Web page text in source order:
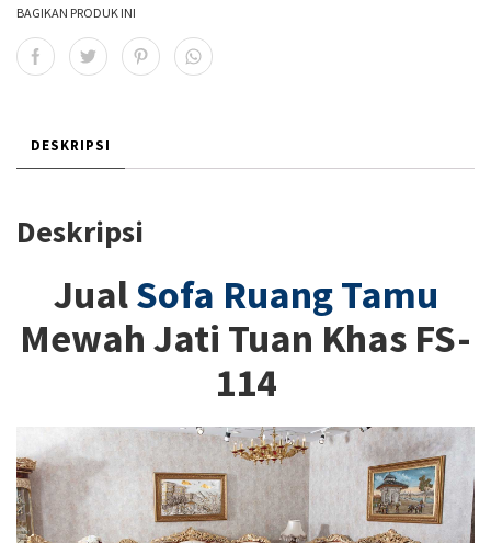
BAGIKAN PRODUK INI
DESKRIPSI
Deskripsi
JualSofa Ruang Tamu
Mewah Jati Tuan Khas FS-
114